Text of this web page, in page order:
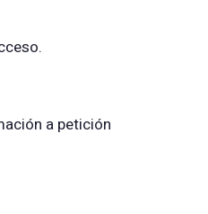
a petición